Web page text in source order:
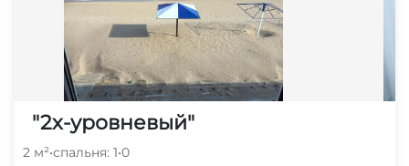
"2х-уровневый"
2 м²•спальня: 1•0